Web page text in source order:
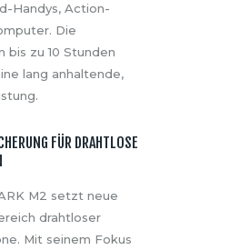
Handys, Action-
Die
bis zu 10 Stunden
lang anhaltende,
FÜR DRAHTLOSE
M2 setzt neue
drahtloser
Mit seinem Fokus